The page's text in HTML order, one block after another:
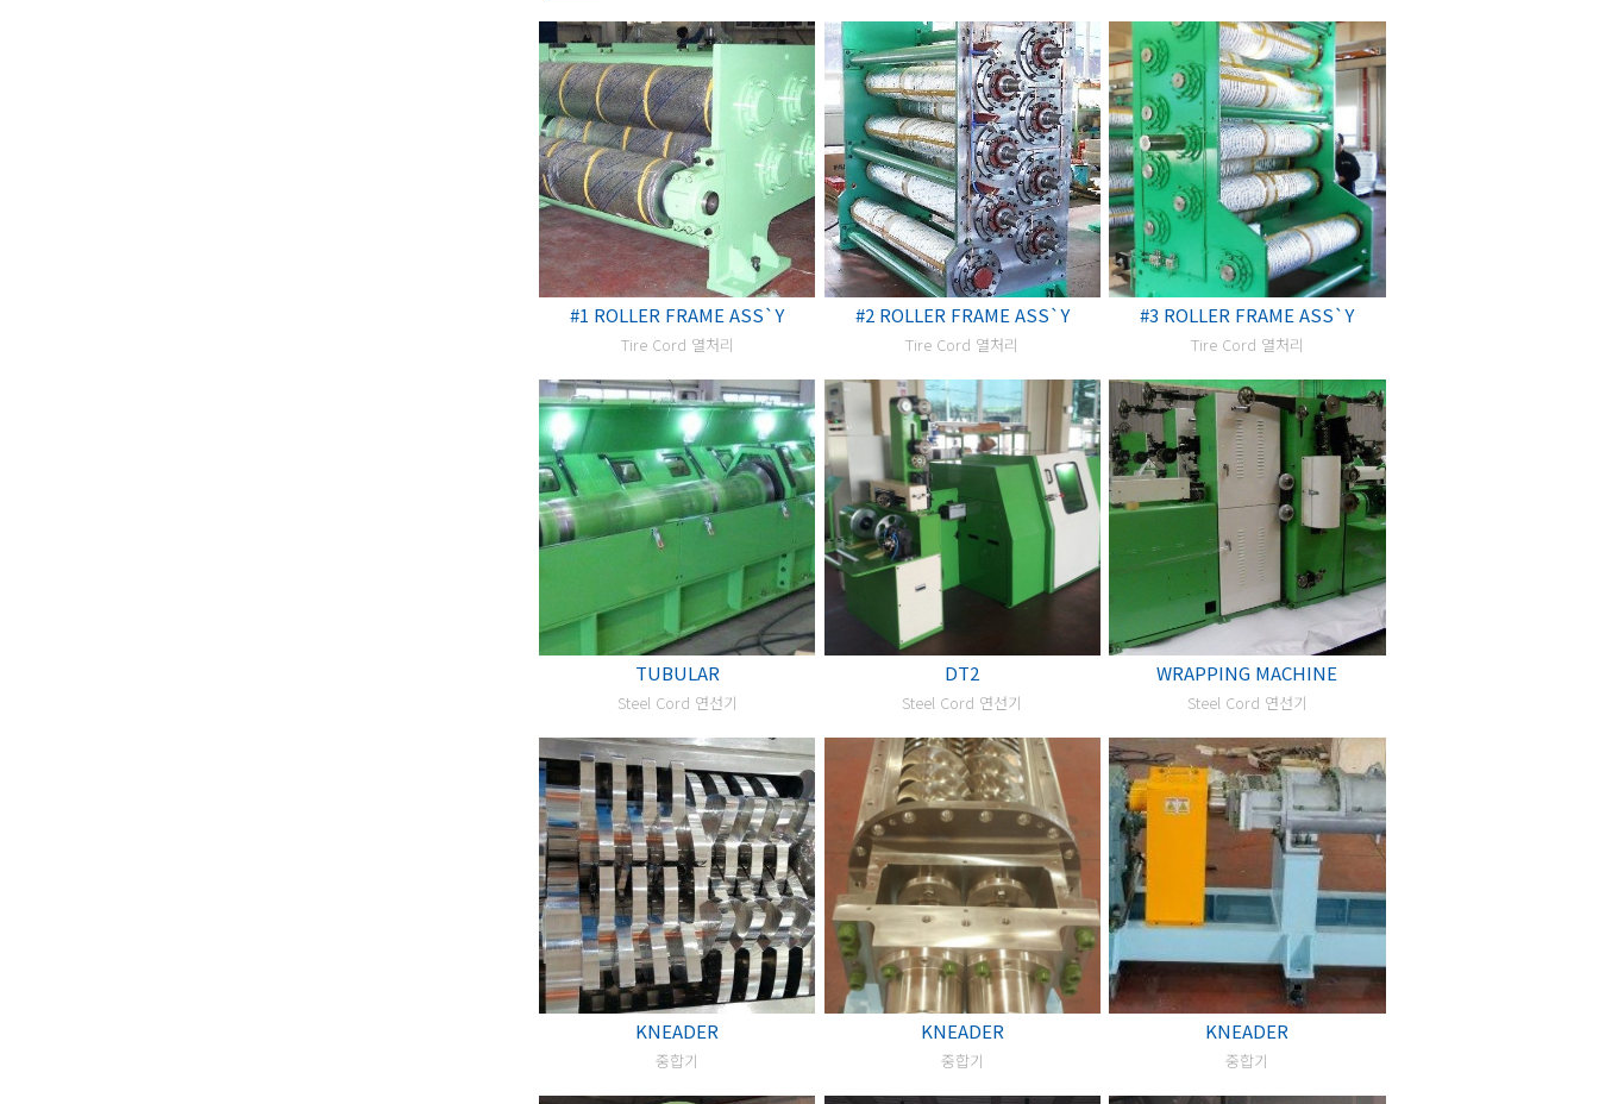
#1 ROLLER FRAME ASS`Y
Tire Cord 열처리
#2 ROLLER FRAME ASS`Y
Tire Cord 열처리
#3 ROLLER FRAME ASS`Y
Tire Cord 열처리
TUBULAR
Steel Cord 연선기
DT2
Steel Cord 연선기
WRAPPING MACHINE
Steel Cord 연선기
KNEADER
중합기
KNEADER
중합기
KNEADER
중합기